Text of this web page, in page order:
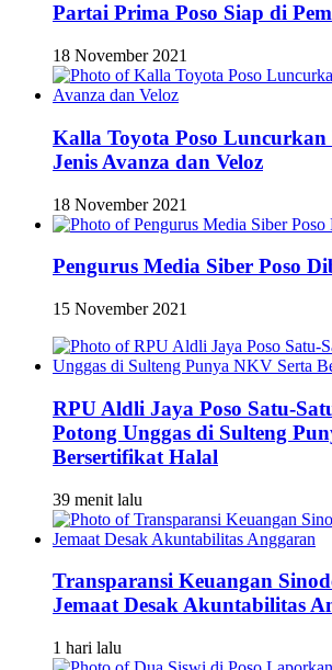
Partai Prima Poso Siap di
18 November 2021
Kalla Toyota Poso
Jenis Avanza dan Veloz
18 November 2021
Pengurus Media Siber Poso
15 November 2021
RPU Aldli Jaya Poso Satu-
Potong Unggas di Sulteng
Bersertifikat Halal
39 menit lalu
Transparansi Keuangan
Jemaat Desak Akuntabilitas
1 hari lalu